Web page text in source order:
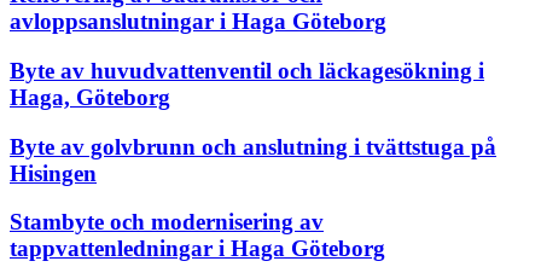
avloppsanslutningar i Haga Göteborg
Byte av huvudvattenventil och läckagesökning i
Haga, Göteborg
Byte av golvbrunn och anslutning i tvättstuga på
Hisingen
Stambyte och modernisering av
tappvattenledningar i Haga Göteborg